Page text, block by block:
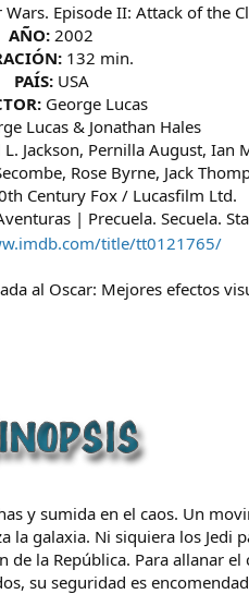
Episode II: Attack of the
AÑO: 2002
132 min.
PAÍS:USA
George Lucas
Lucas & Jonathan Hales
Jackson, Pernilla August,
Rose Byrne, Jack
Century Fox / Lucasfilm Ltd.
| Precuela. Secuela.
title/tt0121765/
al Oscar: Mejores efectos
y sumida en el caos. Un
galaxia. Ni siquiera los
la República. Para allanar
su seguridad es